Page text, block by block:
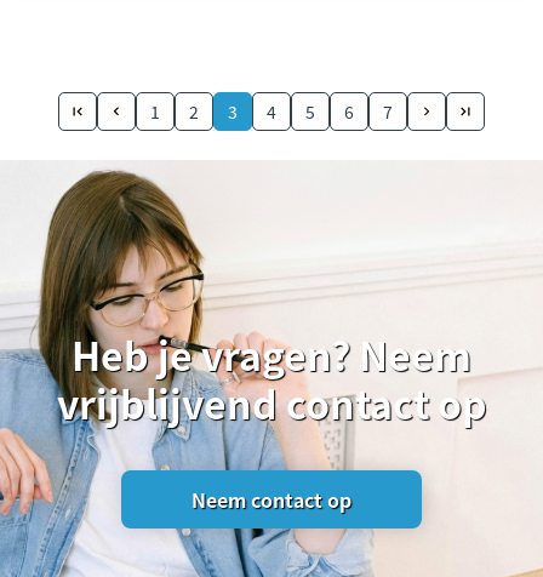
1 2 3 4 5 6 7
Heb je vragen? Neem
vrijblijvend contact op
Neem contact op